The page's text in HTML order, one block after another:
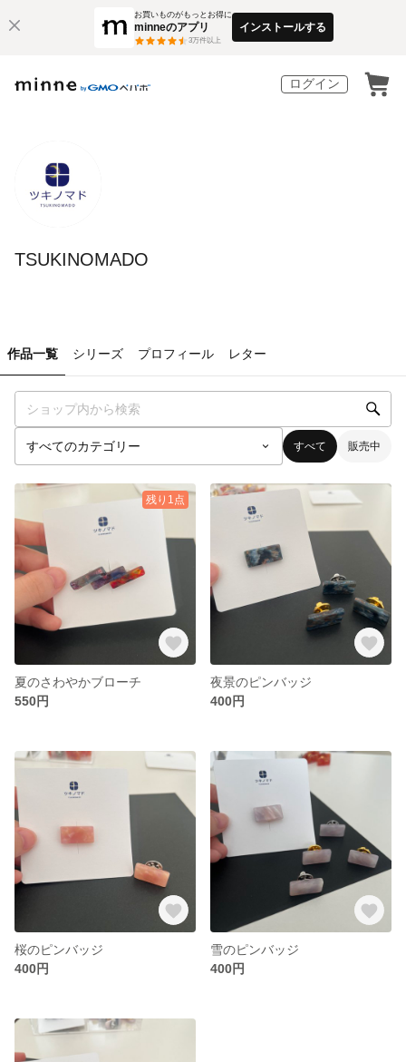
お買いものがもっとお得に
minneのアプリ
3万件以上
インストールする
ログイン
TSUKINOMADO
作品一覧 シリーズ プロフィール レター
すべて 販売中
残り1点
夏のさわやかブローチ
550円
夜景のピンバッジ
400円
桜のピンバッジ
400円
雪のピンバッジ
400円